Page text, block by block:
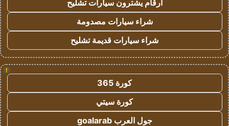
ارقام يشترون سيارات تشليح
شراء سيارات مصدومة
شراء سيارات قديمة تشليح
!
كورة 365
كورة سيتي
جول العرب goalarab